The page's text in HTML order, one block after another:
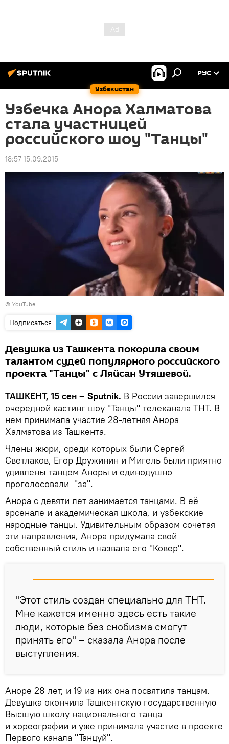
Узбекистан
РУС
Узбечка Анора Халматова
стала участницей
российского шоу "Танцы"
18:57 15.09.2015
© YouTube
Подписаться
Девушка из Ташкента покорила своим
талантом судей популярного российского
проекта "Танцы" с Ляйсан Утяшевой.
ТАШКЕНТ, 15 сен – Sputnik. В России завершился
очередной кастинг шоу "Танцы" телеканала ТНТ. В
нем принимала участие 28-летняя Анора
Халматова из Ташкента.
Члены жюри, среди которых были Сергей
Светлаков, Егор Дружинин и Мигель были приятно
удивлены танцем Аноры и единодушно
проголосовали "за".
Анора с девяти лет занимается танцами. В её
арсенале и академическая школа, и узбекские
народные танцы. Удивительным образом сочетая
эти направления, Анора придумала свой
собственный стиль и назвала его "Ковер".
"Этот стиль создан специально для ТНТ.
Мне кажется именно здесь есть такие
люди, которые без снобизма смогут
принять его" – сказала Анора после
выступления.
Аноре 28 лет, и 19 из них она посвятила танцам.
Девушка окончила Ташкентскую государственную
Высшую школу национального танца
и хореографии и уже принимала участие в проекте
Первого канала "Танцуй".